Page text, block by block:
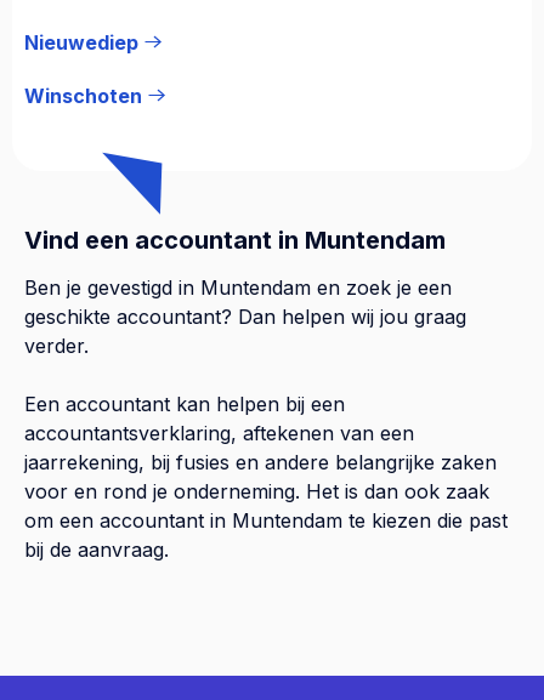
Nieuwediep
Winschoten
Vind een accountant in Muntendam
Ben je gevestigd in Muntendam en zoek je een
geschikte accountant? Dan helpen wij jou graag
verder.
Een accountant kan helpen bij een
accountantsverklaring, aftekenen van een
jaarrekening, bij fusies en andere belangrijke zaken
voor en rond je onderneming. Het is dan ook zaak
om een accountant in Muntendam te kiezen die past
bij de aanvraag.